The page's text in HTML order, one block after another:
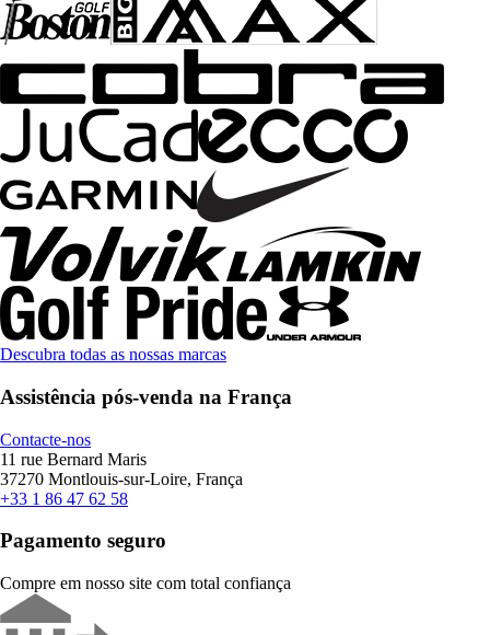
Descubra todas as nossas marcas
Assistência pós-venda na França
Contacte-nos
11 rue Bernard Maris
37270 Montlouis-sur-Loire, França
+33 1 86 47 62 58
Pagamento seguro
Compre em nosso site com total confiança